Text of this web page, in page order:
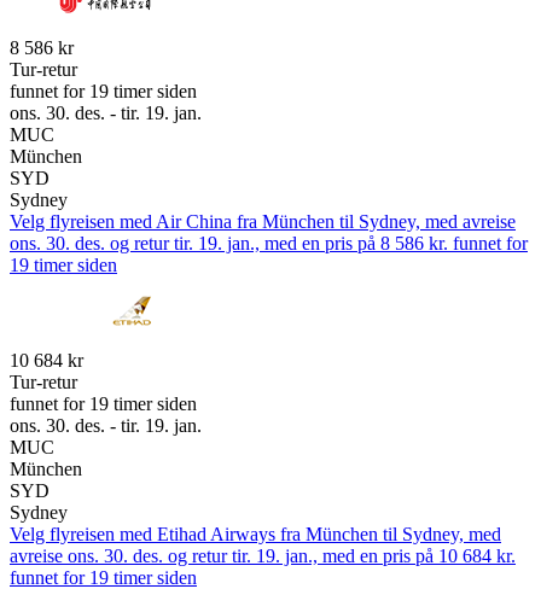
8 586 kr
Tur-retur
funnet for 19 timer siden
ons. 30. des. - tir. 19. jan.
MUC
München
SYD
Sydney
Velg flyreisen med Air China fra München til Sydney, med avreise
ons. 30. des. og retur tir. 19. jan., med en pris på 8 586 kr. funnet for
19 timer siden
10 684 kr
Tur-retur
funnet for 19 timer siden
ons. 30. des. - tir. 19. jan.
MUC
München
SYD
Sydney
Velg flyreisen med Etihad Airways fra München til Sydney, med
avreise ons. 30. des. og retur tir. 19. jan., med en pris på 10 684 kr.
funnet for 19 timer siden